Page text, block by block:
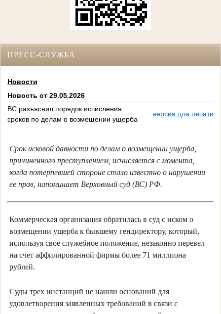
ПРЕСС-СЛУЖБА
Новости
Новость от 29.05.2026
ВС разъяснил порядок исчисления
сроков по делам о возмещении ущерба
версия для печати
Срок исковой давности по делам о возмещении ущерба,
причиненного преступлением, исчисляется с момента,
когда потерпевшей стороне стало известно о нарушении
ее прав, напоминает Верховный суд (ВС) РФ.
Коммерческая организация обратилась в суд с иском о
возмещении ущерба к бывшему гендиректору, который,
используя свое служебное положение, незаконно перевел
на счет аффилированной фирмы более 71 миллиона
рублей.
Суды трех инстанций не нашли оснований для
удовлетворения заявленных требований в связи с